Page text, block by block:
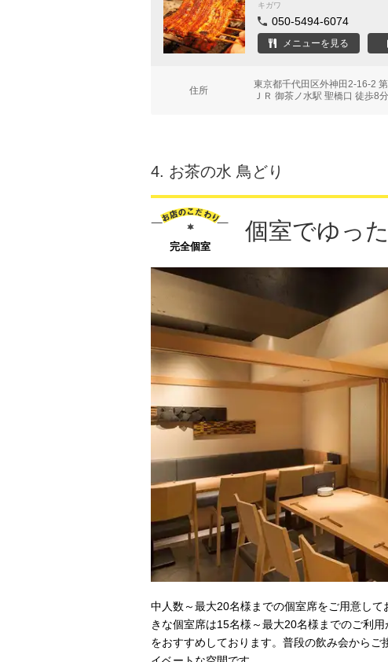
キガワ
050-5494-6074
メニューを見る
住所
東京都千代田区外神田2-16-2
ＪＲ 御茶ノ水駅 聖橋口 徒歩8分
4. お茶の水 鳥どり
完全個室
個室でゆっ
中人数～最大20名様までの個室席をご用意し
きな個室席は15名様～最大20名様までのご利
をおすすめしております。普段の飲み会から